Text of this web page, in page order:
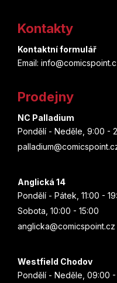
Kontakty
Kontaktní formulář
Email:
Prodejny
NC Palladium
Pondělí - Neděle, 9:00 -
Anglická 14
Pondělí - Pátek, 11:00 -
Sobota, 10:00 - 15:00
anglicka@comicspoint.cz
Westfield Chodov
Pondělí - Neděle, 09:00 -